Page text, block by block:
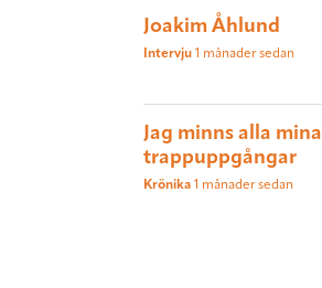
Joakim Åhlund
Intervju 1 månader sedan
Jag minns alla mina
trappuppgångar
Krönika 1 månader sedan